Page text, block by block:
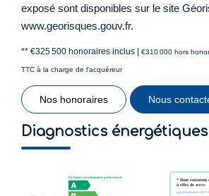
exposé sont disponibles sur le site
www.georisques.gouv.fr.
** €325 500 honoraires inclus | €310 000 hors
TTC à la charge de l'acquéreur
Nos honoraires Nous
Diagnostics énergétiques